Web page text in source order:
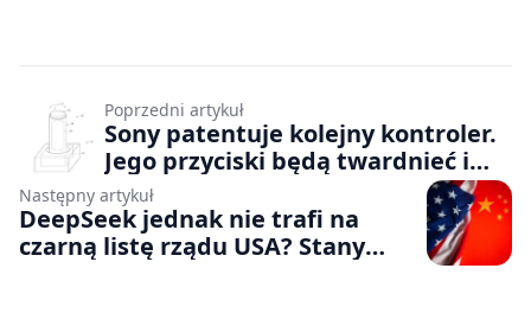
Poprzedni artykuł
Sony patentuje kolejny kontroler.
Jego przyciski będą twardnieć i
mięknąć w zależności od stanu
rozgrywki
Następny artykuł
DeepSeek jednak nie trafi na
czarną listę rządu USA? Stany